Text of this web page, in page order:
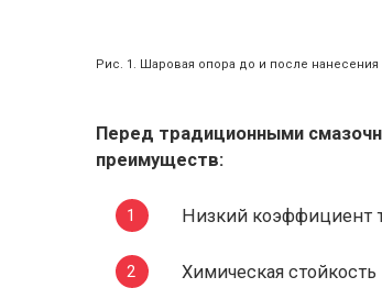
Рис. 1. Шаровая опора до и после нанесения
Перед традиционными
преимуществ:
Низкий коэффициент
Химическая стойкость